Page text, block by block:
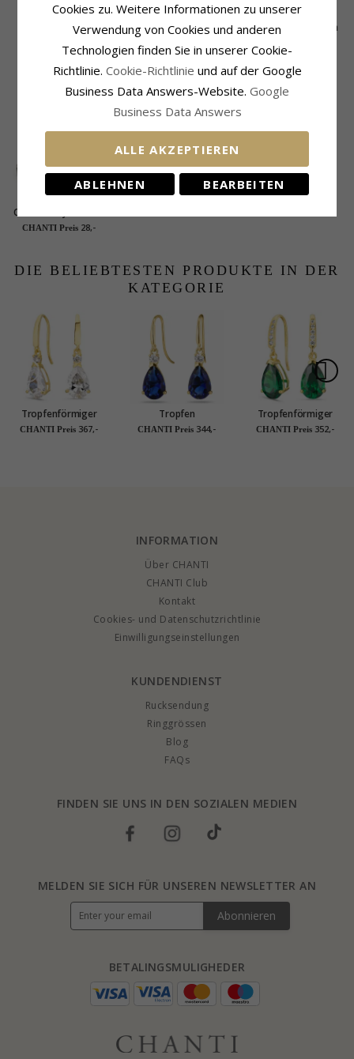
Halbkreolen in
Sterlingsilber - Lumé
Etched
Mehrfarbigen
Halbkreolen in
vergoldetem
Sterlingsilber - Bubbly
Twist
Perle Halbkreolen in
Sterlingsilber - Lumé
Etched
KUNDEN KAUFTEN AUCH
CHANTI Smykkeskrin
Schmuckschatulle in
CHANTI Preis 28,-
DIE BELIEBTESTEN PRODUKTE IN DER
KATEGORIE
Tropfenförmiger
Ohrringe in 14 Karat
CHANTI Preis 367,-
Tropfen
dunkelblauem
CHANTI Preis 344,-
Tropfenförmiger
Ohrringe in 14 Karat
CHANTI Preis 352,-
INFORMATION
Über CHANTI
CHANTI Club
Kontakt
Cookies- und Datenschutzrichtlinie
Einwilligungseinstellungen
KUNDENDIENST
Rucksendung
Ringgrössen
Blog
FAQs
FINDEN SIE UNS IN DEN SOZIALEN MEDIEN
BETALINGSMULIGHEDER
MELDEN SIE SICH FÜR UNSEREN NEWSLETTER AN
Abonnieren
Cookies zu. Weitere Informationen zu unserer
Verwendung von Cookies und anderen
Technologien finden Sie in unserer Cookie-
Richtlinie. Cookie-Richtlinie und auf der Google
Business Data Answers-Website. Google
Business Data Answers
ALLE AKZEPTIEREN
ABLEHNEN BEARBEITEN